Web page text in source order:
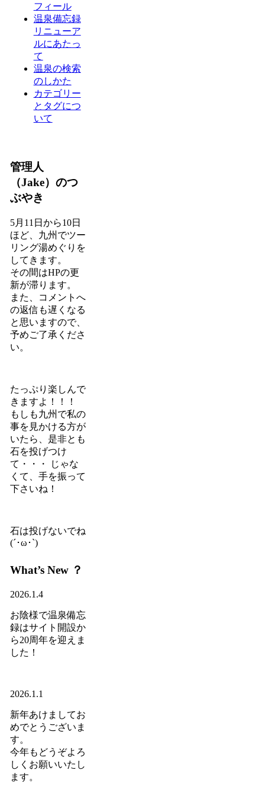
フィール
温泉備忘録
リニューア
ルにあたっ
て
温泉の検索
のしかた
カテゴリー
とタグにつ
いて
管理人
（Jake）のつ
ぶやき
5月11日から10日
ほど、九州でツー
リング湯めぐりを
してきます。
その間はHPの更
新が滞ります。
また、コメントへ
の返信も遅くなる
と思いますので、
予めご了承くださ
い。
たっぷり楽しんで
きますよ！！！
もしも九州で私の
事を見かける方が
いたら、是非とも
石を投げつけ
て・・・ じゃな
くて、手を振って
下さいね！
石は投げないでね
(´･ω･`)
What’s New ？
2026.1.4
お陰様で温泉備忘
録はサイト開設か
ら20周年を迎えま
した！
2026.1.1
新年あけましてお
めでとうございま
す。
今年もどうぞよろ
しくお願いいたし
ます。